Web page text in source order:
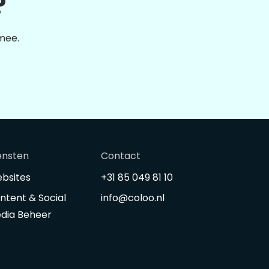
Contact
+31 85 049 81 10
info@coloo.nl
& Social
Beheer